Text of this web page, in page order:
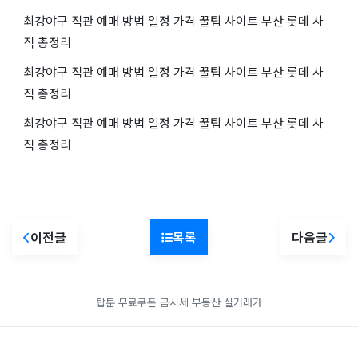
최강야구 직관 예매 방법 일정 가격 꿀팁 사이트 부산 롯데 사
직 총정리
최강야구 직관 예매 방법 일정 가격 꿀팁 사이트 부산 롯데 사
직 총정리
최강야구 직관 예매 방법 일정 가격 꿀팁 사이트 부산 롯데 사
직 총정리
이전글 목록 다음글
탑툰 무료쿠폰 금시세 부동산 실거래가